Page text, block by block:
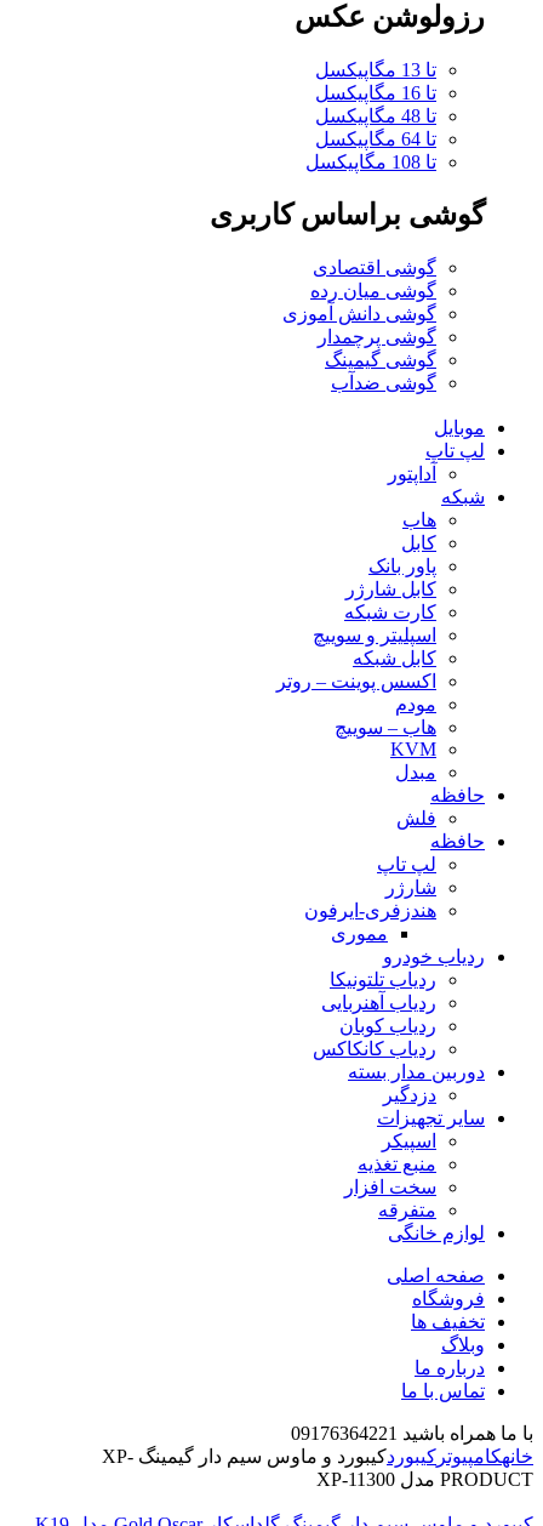
رزولوشن عکس
تا 13 مگاپیکسل
تا 16 مگاپیکسل
تا 48 مگاپیکسل
تا 64 مگاپیکسل
تا 108 مگاپیکسل
گوشی براساس کاربری
گوشی اقتصادی
گوشی میان رده
گوشی دانش آموزی
گوشی پرچمدار
گوشی گیمینگ
گوشی ضدآب
موبایل
لپ تاپ
آداپتور
شبکه
هاب
کابل
پاور بانک
کابل شارژر
کارت شبکه
اسپلیتر و سوییچ
کابل شبکه
اکسس پوینت – روتر
مودم
هاب – سوییچ
KVM
مبدل
حافظه
فلش
حافظه
لپ تاپ
شارژر
هندزفری-ایرفون
مموری
ردیاب خودرو
ردیاب تلتونیکا
ردیاب آهنربایی
ردیاب کوبان
ردیاب کانکاکس
دوربین مدار بسته
دزدگیر
سایر تجهیزات
اسپیکر
منبع تغذیه
سخت افزار
متفرقه
لوازم خانگی
صفحه اصلی
فروشگاه
تخفیف ها
وبلاگ
درباره ما
تماس با ما
با ما همراه باشید 09176364221
خانهکامپیوتر کیبورد
کیبورد و ماوس سیم دار گیمینگ XP-
PRODUCT مدل XP-11300